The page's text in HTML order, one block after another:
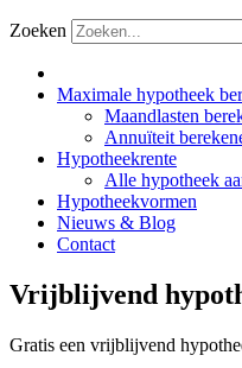
Zoeken
Maximale hypotheek
Maandlasten
Annuïteit
Hypotheekrente
Alle hypotheek
Hypotheekvormen
Nieuws & Blog
Contact
Vrijblijvend
Gratis een vrijblijvend